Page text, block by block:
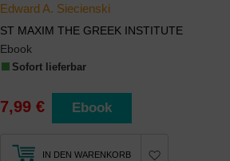
Edward A. Siecienski
ST MAXIM THE GREEK INSTITUTE
Ebook
Sofort lieferbar
7,99 € Ebook
IN DEN WARENKORB